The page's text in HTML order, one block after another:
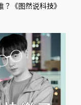
《图然说科技》